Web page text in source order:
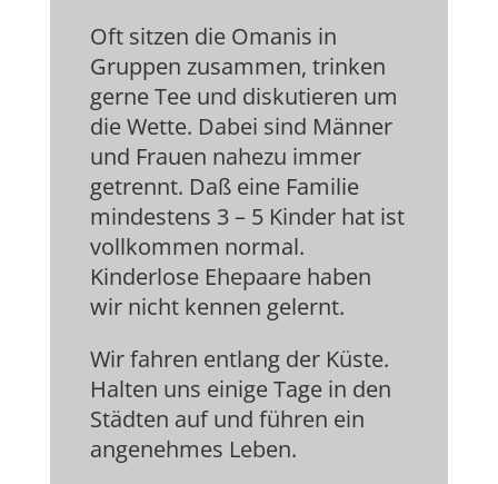
Oft sitzen die Omanis in
Gruppen zusammen, trinken
gerne Tee und diskutieren um
die Wette. Dabei sind Männer
und Frauen nahezu immer
getrennt. Daß eine Familie
mindestens 3 – 5 Kinder hat ist
vollkommen normal.
Kinderlose Ehepaare haben
wir nicht kennen gelernt.
Wir fahren entlang der Küste.
Halten uns einige Tage in den
Städten auf und führen ein
angenehmes Leben.